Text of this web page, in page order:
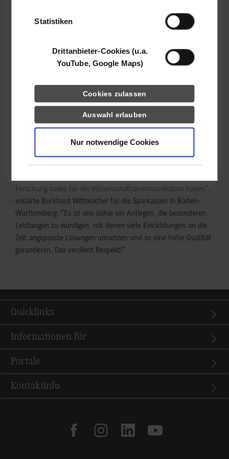
Statistiken
Drittanbieter-Cookies (u.a.
YouTube, Google Maps)
Cookies zulassen
Auswahl erlauben
Nur notwendige Cookies
Campus Stadtmitte vor. Damit wird der künftige Charakter von
Bibliotheken in der Wissensgesellschaft mit sämtlichen
Zukunftsfähigkeit werden angeboten.
Im Anschluss an eine kurze Vorstellung der beiden
Landesverbands, der Karlsruher Oberbürgermeister Dr. Frank
Mentrup, gemeinsam mit dem Vorstandsvorsitzenden der
Sparkasse Esslingen-Nürtingen, Burkhard Wittmacher, die
Urkunden.
unser Land; dies gilt umso mehr für die wissenschaftlichen
Forschung sowie für die Wissenschaftskommunikation haben”,
erklärte Burkhard Wittmacher für die Sparkassen in Baden-
Württemberg. “Es ist uns daher ein Anliegen, die besonderen
Leistungen zu würdigen, mit denen viele Einrichtungen an die
Zeit angepasste Lösungen umsetzen und so eine hohe Qualität
garantieren. Das verdient Respekt!”
Quicklinks
Informationen für
Portale
Kontaktinfo
facebookinstagramlinkedinyoutube